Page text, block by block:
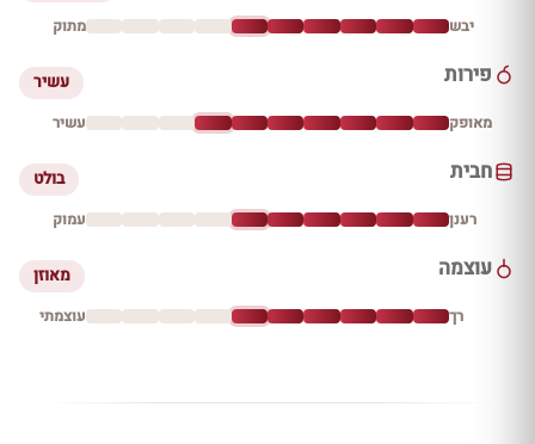
יבש מתוק
פירות עשיר
מאופק עשיר
חבית בולט
רענן עמוק
עוצמה מאוזן
רך עוצמתי